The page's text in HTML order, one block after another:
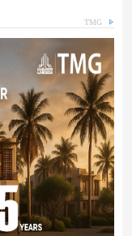
TMG